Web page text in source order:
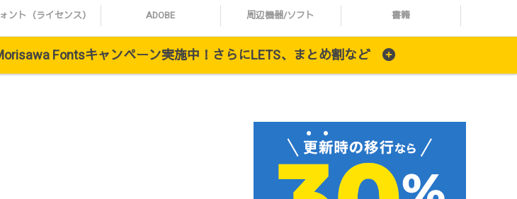
ント（ライセンス） ADOBE 周辺機器/ソフト 書籍
Fontsキャンペーン実施中！さらにLETS、まとめ割など